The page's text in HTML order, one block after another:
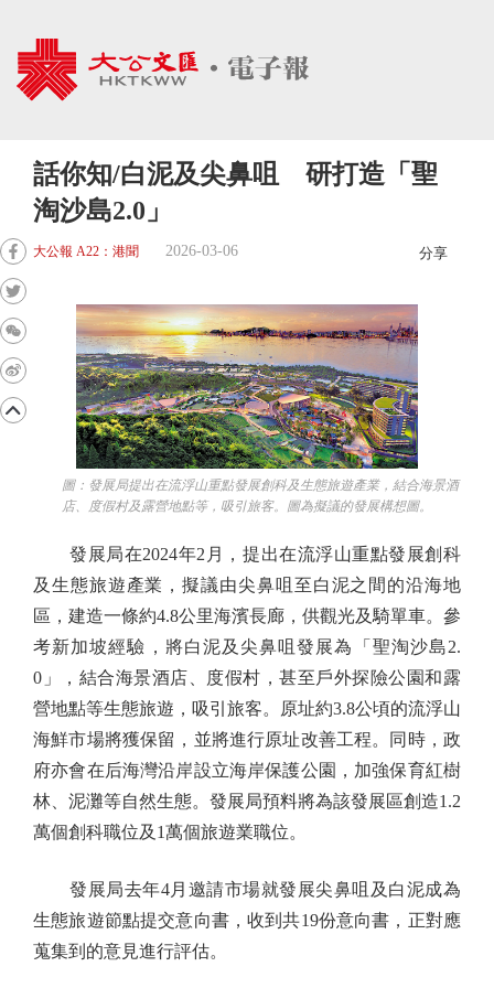
話你知/白泥及尖鼻咀 研打造「聖
淘沙島2.0」
大公報 A22：港聞 2026-03-06 分享
圖：發展局提出在流浮山重點發展創科及生態旅遊產業，結合海景酒
店、度假村及露營地點等，吸引旅客。圖為擬議的發展構想圖。
發展局在2024年2月，提出在流浮山重點發展創科
及生態旅遊產業，擬議由尖鼻咀至白泥之間的沿海地
區，建造一條約4.8公里海濱長廊，供觀光及騎單車。參
考新加坡經驗，將白泥及尖鼻咀發展為「聖淘沙島2.
0」，結合海景酒店、度假村，甚至戶外探險公園和露
營地點等生態旅遊，吸引旅客。原址約3.8公頃的流浮山
海鮮市場將獲保留，並將進行原址改善工程。同時，政
府亦會在后海灣沿岸設立海岸保護公園，加強保育紅樹
林、泥灘等自然生態。發展局預料將為該發展區創造1.2
萬個創科職位及1萬個旅遊業職位。
發展局去年4月邀請市場就發展尖鼻咀及白泥成為
生態旅遊節點提交意向書，收到共19份意向書，正對應
蒐集到的意見進行評估。